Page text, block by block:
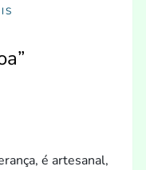
é artesanal,